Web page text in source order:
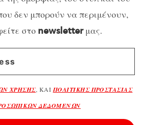
δεν μπορούν να περιμένουν,
στο newsletterμας.
ΧΡΗΣΗΣ, ΚΑΙ ΠΟΛΙΤΙΚΗΣ ΠΡΟΣΤΑΣΙΑΣ
ΔΕΔΟΜΕΝΩΝ